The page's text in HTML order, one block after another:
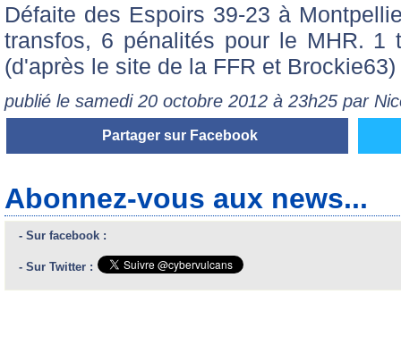
Défaite des Espoirs 39-23 à
transfos, 6 pénalités pour le MHR. 1
(d'après le site de la FFR et Brockie63)
publié le samedi 20 octobre 2012 à 23h25 par
Partager sur Facebook
Abonnez-vous aux news...
- Sur facebook :
- Sur Twitter :